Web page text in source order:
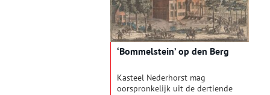
‘Bommelstein’ op den Berg
Kasteel Nederhorst mag
oorspronkelijk uit de dertiende